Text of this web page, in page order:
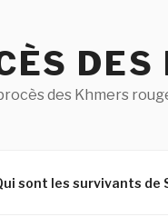
DES
des Khmers
sont les survivants de